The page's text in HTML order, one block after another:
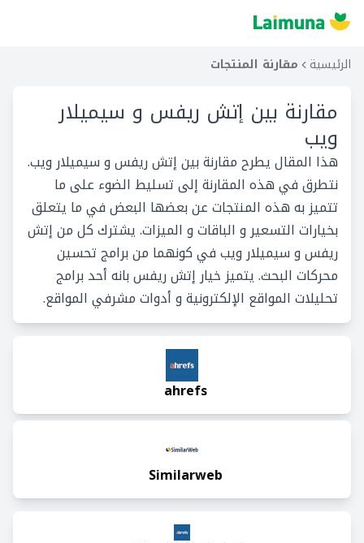
الرئيسية مقارنة المنتجات
مقارنة بين إتش ريفس و سيميلار
ويب
هذا المقال يطرح مقارنة بين إتش ريفس و سيميلار ويب.
نتطرق في هذه المقارنة إلى تسليط الضوء على ما
تتميز به هذه المنتجات عن بعضها البعض في ما يتعلق
بخيارات التسعير و الباقات و الميزات. يشترك كل من إتش
ريفس و سيميلار ويب في كونهما من برامج تحسين
محركات البحث. يتميز خيار إتش ريفس بانه أحد برامج
تحليلات المواقع الإلكترونية و أدوات مشرفي المواقع.
ahrefs
Similarweb